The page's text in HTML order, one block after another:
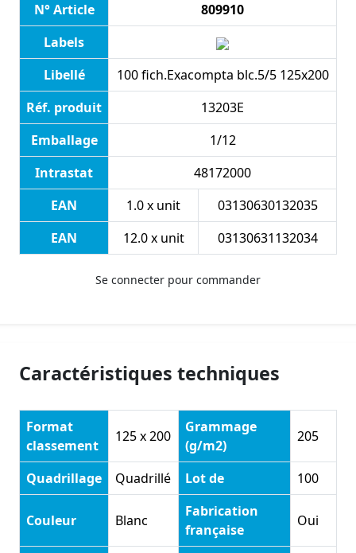
N° Article
809910
Labels
Libellé
100 fich.Exacompta blc.5/5 125x200
Réf. produit
13203E
Emballage
1/12
Intrastat
48172000
EAN
1.0 x unit
03130630132035
EAN
12.0 x unit 03130631132034
Se connecter pour commander
Caractéristiques techniques
Format
classement
125 x 200
Grammage
(g/m2)
205
Quadrillage Quadrillé Lot de 100
Couleur Blanc
Fabrication
française
Oui